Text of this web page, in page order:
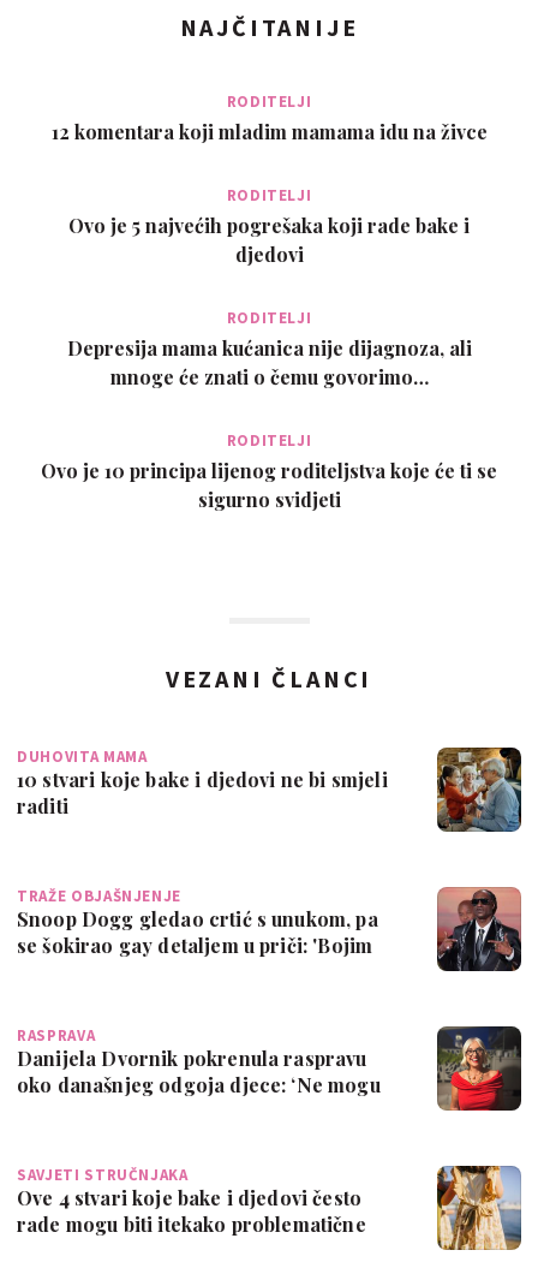
NAJČITANIJE
RODITELJI
12 komentara koji mladim mamama idu na živce
RODITELJI
Ovo je 5 najvećih pogrešaka koji rade bake i
djedovi
RODITELJI
Depresija mama kućanica nije dijagnoza, ali
mnoge će znati o čemu govorimo…
RODITELJI
Ovo je 10 principa lijenog roditeljstva koje će ti se
sigurno svidjeti
VEZANI ČLANCI
DUHOVITA MAMA
10 stvari koje bake i djedovi ne bi smjeli
raditi
TRAŽE OBJAŠNJENJE
Snoop Dogg gledao crtić s unukom, pa
se šokirao gay detaljem u priči: 'Bojim
RASPRAVA
Danijela Dvornik pokrenula raspravu
oko današnjeg odgoja djece: ‘Ne mogu
SAVJETI STRUČNJAKA
Ove 4 stvari koje bake i djedovi često
rade mogu biti itekako problematične